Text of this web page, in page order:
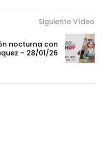
Siguiente Vídeo
nocturna con
– 28/01/26